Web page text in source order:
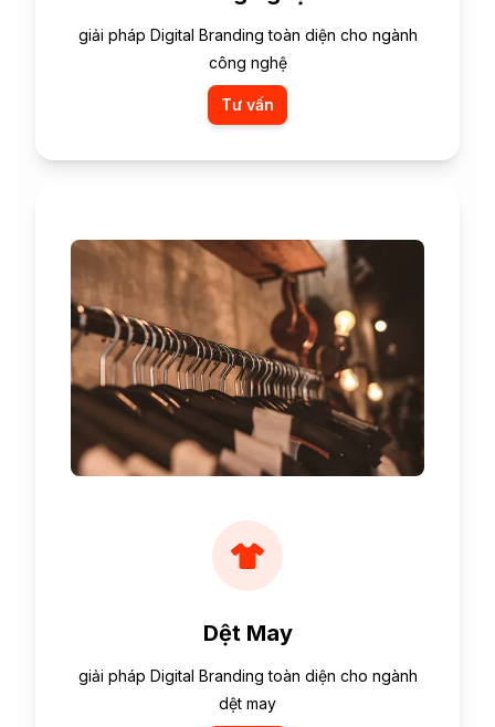
giải pháp Digital Branding toàn diện cho ngành
công nghệ
Tư vấn
Dệt May
giải pháp Digital Branding toàn diện cho ngành
dệt may